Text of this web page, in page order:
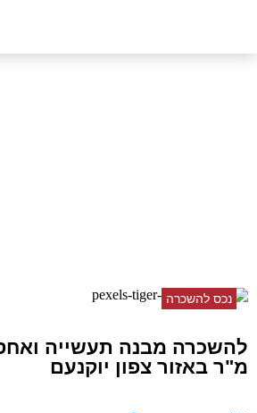
נכס להשכרה
מ"ר באזור צפון יוקנעם